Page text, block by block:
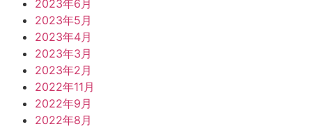
2023年6月
2023年5月
2023年4月
2023年3月
2023年2月
2022年11月
2022年9月
2022年8月